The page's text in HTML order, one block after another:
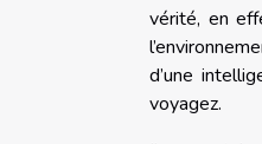
vérité, en
d’une
voyagez.